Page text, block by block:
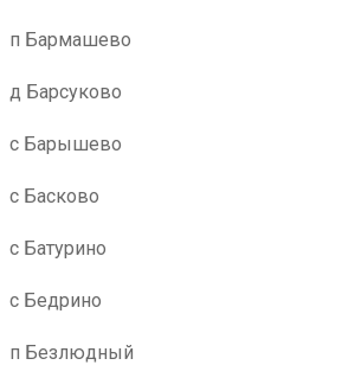
п Бармашево
д Барсуково
с Барышево
с Басково
с Батурино
с Бедрино
п Безлюдный